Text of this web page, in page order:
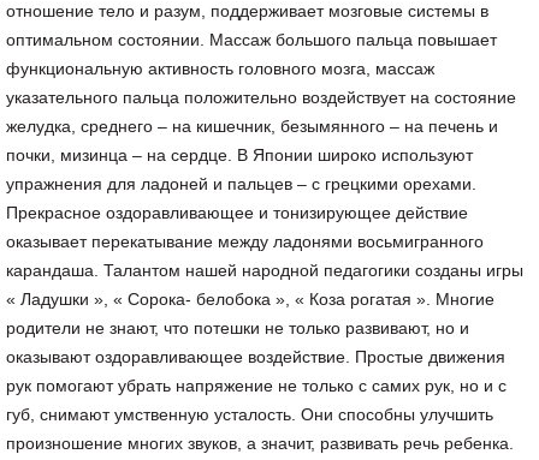
отношение тело и разум, поддерживает мозговые системы в
оптимальном состоянии. Массаж большого пальца повышает
функциональную активность головного мозга, массаж
указательного пальца положительно воздействует на состояние
желудка, среднего – на кишечник, безымянного – на печень и
почки, мизинца – на сердце. В Японии широко используют
упражнения для ладоней и пальцев – с грецкими орехами.
Прекрасное оздоравливающее и тонизирующее действие
оказывает перекатывание между ладонями восьмигранного
карандаша. Талантом нашей народной педагогики созданы игры
« Ладушки », « Сорока- белобока », « Коза рогатая ». Многие
родители не знают, что потешки не только развивают, но и
оказывают оздоравливающее воздействие. Простые движения
рук помогают убрать напряжение не только с самих рук, но и с
губ, снимают умственную усталость. Они способны улучшить
произношение многих звуков, а значит, развивать речь ребенка.